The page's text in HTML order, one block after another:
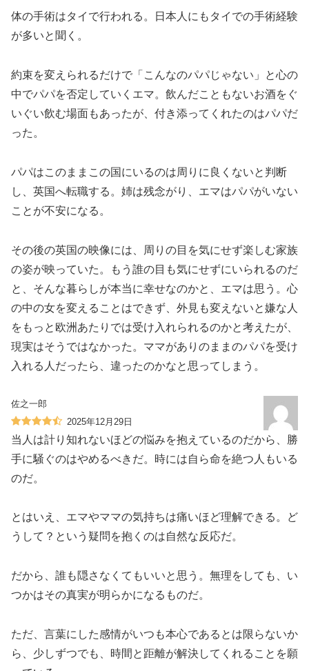
体の手術はタイで行われる。日本人にもタイでの手術経験
が多いと聞く。
約束を変えられるだけで「こんなのパパじゃない」と心の
中でパパを否定していくエマ。飲んだこともないお酒をぐ
いぐい飲む場面もあったが、付き添ってくれたのはパパだ
った。
パパはこのままこの国にいるのは周りに良くないと判断
し、英国へ転職する。姉は残念がり、エマはパパがいない
ことが不安になる。
その後の英国の映像には、周りの目を気にせず楽しむ家族
の姿が映っていた。もう誰の目も気にせずにいられるのだ
と、そんな暮らしが本当に幸せなのかと、エマは思う。心
の中の女を変えることはできず、外見も変えないと嫌な人
をもっと欧洲あたりでは受け入れられるのかと考えたが、
現実はそうではなかった。ママがありのままのパパを受け
入れる人だったら、違ったのかなと思ってしまう。
佐之一郎
2025年12月29日
当人は計り知れないほどの悩みを抱えているのだから、勝
手に騒ぐのはやめるべきだ。時には自ら命を絶つ人もいる
のだ。
とはいえ、エマやママの気持ちは痛いほど理解できる。ど
うして？という疑問を抱くのは自然な反応だ。
だから、誰も隠さなくてもいいと思う。無理をしても、い
つかはその真実が明らかになるものだ。
ただ、言葉にした感情がいつも本心であるとは限らないか
ら、少しずつでも、時間と距離が解決してくれることを願